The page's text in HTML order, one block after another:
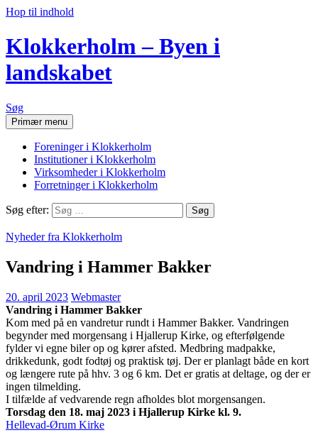
Hop til indhold
Klokkerholm – Byen i
landskabet
Søg
Primær menu
Foreninger i Klokkerholm
Institutioner i Klokkerholm
Virksomheder i Klokkerholm
Forretninger i Klokkerholm
Søg efter:
Nyheder fra Klokkerholm
Vandring i Hammer Bakker
20. april 2023 Webmaster
Vandring i Hammer Bakker
Kom med på en vandretur rundt i Hammer Bakker. Vandringen
begynder med morgensang i Hjallerup Kirke, og efterfølgende
fylder vi egne biler op og kører afsted. Medbring madpakke,
drikkedunk, godt fodtøj og praktisk tøj. Der er planlagt både en kort
og længere rute på hhv. 3 og 6 km. Det er gratis at deltage, og der er
ingen tilmelding.
I tilfælde af vedvarende regn afholdes blot morgensangen.
Torsdag den 18. maj 2023 i Hjallerup Kirke kl. 9.
Hellevad-Ørum Kirke